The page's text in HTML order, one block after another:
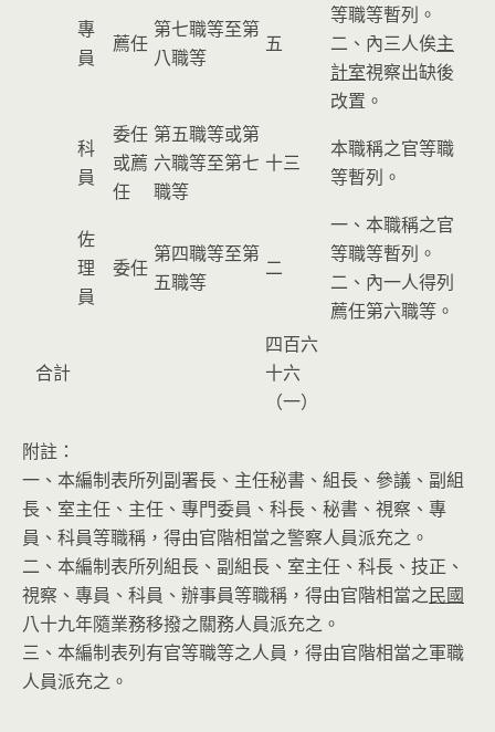
專
員
薦任
第七職等至第
八職等
五
等職等暫列。
二、內三人俟主
計室視察出缺後
改置。
科
員
委任
或薦
任
第五職等或第
六職等至第七
職等
十三
本職稱之官等職
等暫列。
佐
理
員
委任
第四職等至第
五職等
二
一、本職稱之官
等職等暫列。
二、內一人得列
薦任第六職等。
合計
四百六
十六
（一）
附註：
一、本編制表所列副署長、主任秘書、組長、參議、副組
長、室主任、主任、專門委員、科長、秘書、視察、專
員、科員等職稱，得由官階相當之警察人員派充之。
二、本編制表所列組長、副組長、室主任、科長、技正、
視察、專員、科員、辦事員等職稱，得由官階相當之民國
八十九年隨業務移撥之關務人員派充之。
三、本編制表列有官等職等之人員，得由官階相當之軍職
人員派充之。